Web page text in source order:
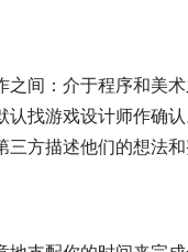
间：介于程序和美
找游戏设计师作确
方描述他们的想法